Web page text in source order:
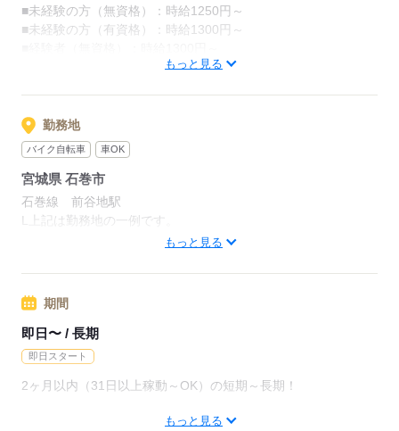
■未経験の方（無資格）：時給1250円～
■未経験の方（有資格）：時給1300円～
■経験者（有資格）：時給1400円～
※22時～翌5時の就労は深夜時給適用
※お給料は最短で週払いOK！（規定有）
※残業代は別途全額支給
【月給例】
月給220000円（月22日勤務・実働1日8h）
※未経験の方（無資格）：時給1250円で算出した場合となりま
※交通費全額支給（派遣先による）
※車通勤OK/規定あり
応募する
もっと見る
勤務地
バイク自転車 車OK
宮城県 石巻市
石巻線 前谷地駅
L上記は勤務地の一例です。
【他勤務先例】入居施設、デイサービス、ショートステイ、ク
もっと見る
期間
即日〜 / 長期
即日スタート
2ヶ月以内（31日以上稼動～OK）の短期～長期！
"今の仕事を辞めてからで大丈夫？"
もっと見る